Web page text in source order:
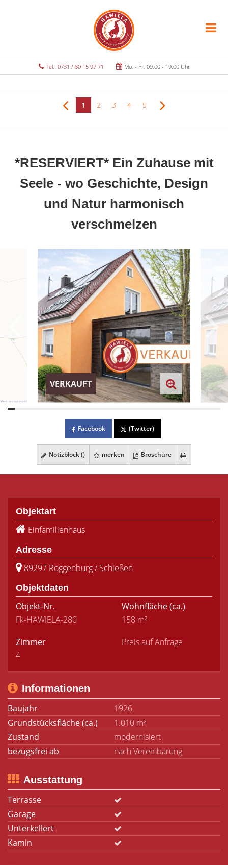
Tel.: 0731 / 80 15 97 71 Mo. - Fr. 09.00 - 19.00 Uhr
1 2 3 4 5
*RESERVIERT* Ein Zuhause mit
Seele - wo Geschichte, Design
und Natur harmonisch
verschmelzen
VERKAUFT
Facebook (Twitter)
Notizblock () merken Broschüre
Objektart
Einfamilienhaus
Adresse
89297 Roggenburg / Schießen
Objektdaten
Objekt-Nr.
Fk-HAWIELA-280
Wohnfläche(ca.)
158 m²
Zimmer
4
Preis auf Anfrage
Informationen
Baujahr
1926
Grundstücksfläche (ca.)
1.010 m²
Zustand
modernisiert
bezugsfrei ab
nach Vereinbarung
Ausstattung
Terrasse
Garage
Unterkellert
Kamin